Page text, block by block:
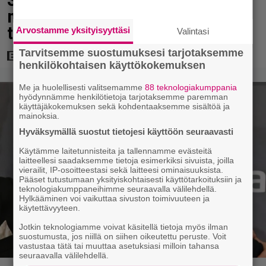
miljardin rajan rikkoja – kovempi
tahti kuin Avengers: Endgamella
Arvostamme yksityisyyttäsi Valintasi
Tarvitsemme suostumuksesi tarjotaksemme
henkilökohtaisen käyttökokemuksen
Me ja huolellisesti valitsemamme88 teknologiakumppania
hyödynnämme henkilötietoja tarjotaksemme paremman
käyttäjäkokemuksen sekä kohdentaaksemme sisältöä ja
mainoksia.
Hyväksymällä suostut tietojesi käyttöön seuraavasti
Käytämme laitetunnisteita ja tallennamme evästeitä
laitteellesi saadaksemme tietoja esimerkiksi sivuista, joilla
vierailit, IP-osoitteestasi sekä laitteesi ominaisuuksista.
Pääset tutustumaan yksityiskohtaisesti käyttötarkoituksiin ja
teknologiakumppaneihimme seuraavalla välilehdellä.
Hylkääminen voi vaikuttaa sivuston toimivuuteen ja
käytettävyyteen.
Jotkin teknologiamme voivat käsitellä tietoja myös ilman
suostumusta, jos niillä on siihen oikeutettu peruste. Voit
vastustaa tätä tai muuttaa asetuksiasi milloin tahansa
seuraavalla välilehdellä.